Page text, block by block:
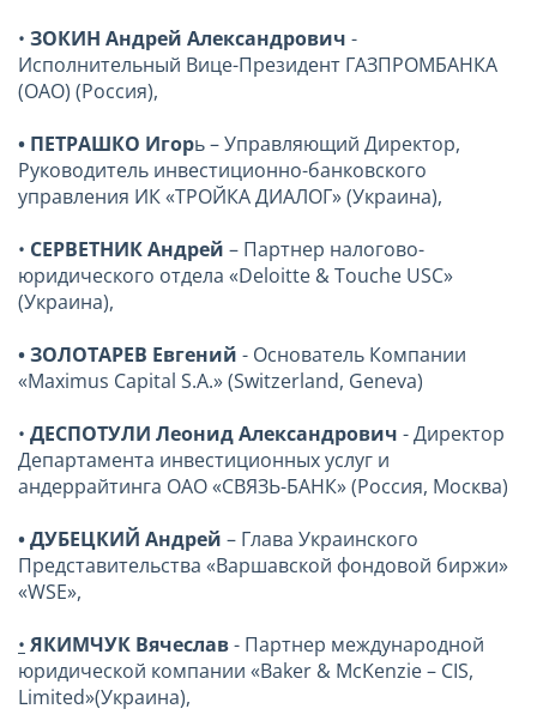
• ЗОКИН Андрей Александрович -
Исполнительный Вице-Президент ГАЗПРОМБАНКА
(ОАО) (Россия),
• ПЕТРАШКО Игорь – Управляющий Директор,
Руководитель инвестиционно-банковского
управления ИК «ТРОЙКА ДИАЛОГ» (Украина),
• СЕРВЕТНИК Андрей – Партнер налогово-
юридического отдела «Deloitte & Touche USC»
(Украина),
• ЗОЛОТАРЕВ Евгений - Основатель Компании
«Maximus Capital S.A.» (Switzerland, Geneva)
• ДЕСПОТУЛИ Леонид Александрович - Директор
Департамента инвестиционных услуг и
андеррайтинга ОАО «СВЯЗЬ-БАНК» (Россия, Москва)
• ДУБЕЦКИЙ Андрей – Глава Украинского
Представительства «Варшавской фондовой биржи»
«WSE»,
• ЯКИМЧУК Вячеслав- Партнер международной
юридической компании «Baker & McKenzie – CIS,
Limited»(Украина),